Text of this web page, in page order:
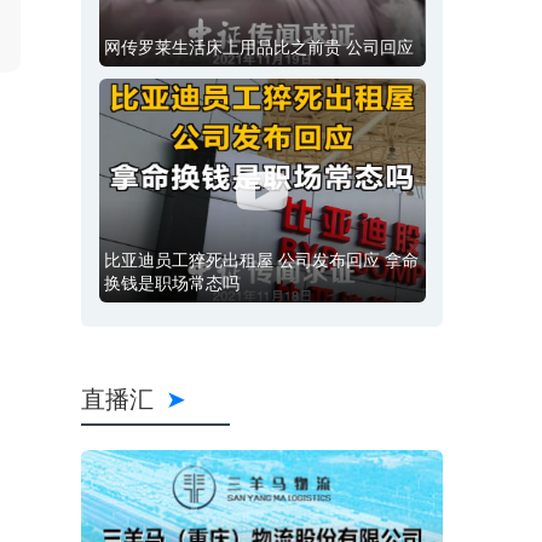
网传罗莱生活床上用品比之前贵 公司回应
比亚迪员工猝死出租屋 公司发布回应 拿命
换钱是职场常态吗
直播汇